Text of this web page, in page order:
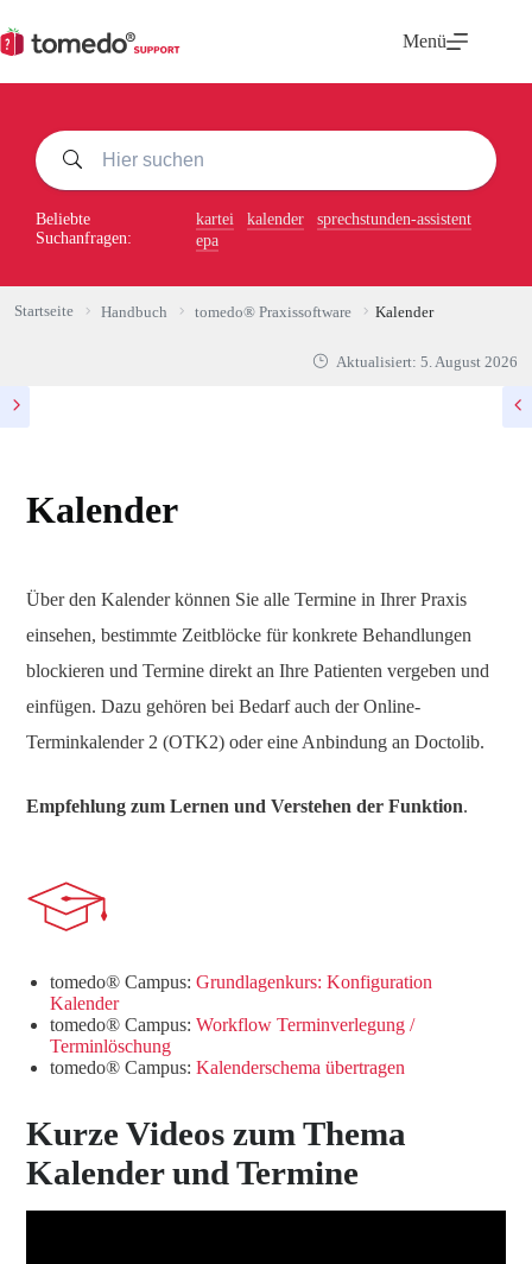
Inhalt
springen
Menü
Beliebte
Suchanfragen:
kartei kalender
sprechstunden-assistent
epa
Startseite Handbuch tomedo® Praxissoftware Kalender
Aktualisiert: 5. August 2026
Kalender
Über den Kalender können Sie alle Termine in Ihrer Praxis
einsehen, bestimmte Zeitblöcke für konkrete Behandlungen
blockieren und Termine direkt an Ihre Patienten vergeben und
einfügen. Dazu gehören bei Bedarf auch der Online-
Terminkalender 2 (OTK2) oder eine Anbindung an Doctolib.
Empfehlung zum Lernen und Verstehen der Funktion.
tomedo® Campus: Grundlagenkurs: Konfiguration
Kalender
tomedo® Campus: Workflow Terminverlegung /
Terminlöschung
tomedo® Campus: Kalenderschema übertragen
Kurze Videos zum Thema
Kalender und Termine